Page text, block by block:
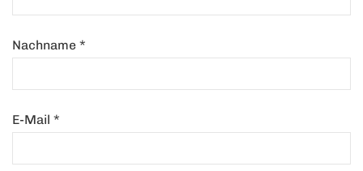
Nachname *
E-Mail *